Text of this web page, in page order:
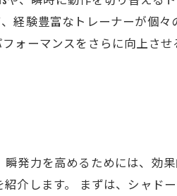
経験豊富なトレーナーが個々
ォーマンスをさらに向上させ
発力を高めるためには、効
介します。 まずは、シャド